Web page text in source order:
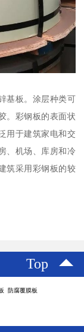
基板。涂层种类可
。彩钢板的表面状
用于建筑家电和交
、机场、库房和冷
筑采用彩钢板的较
Top
防腐覆膜板